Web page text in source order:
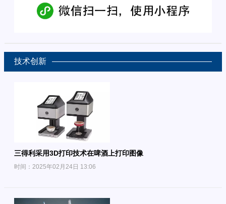
技术创新
三得利采用3D打印技术在啤酒上打印图像
时间：2025年02月24日 13:06